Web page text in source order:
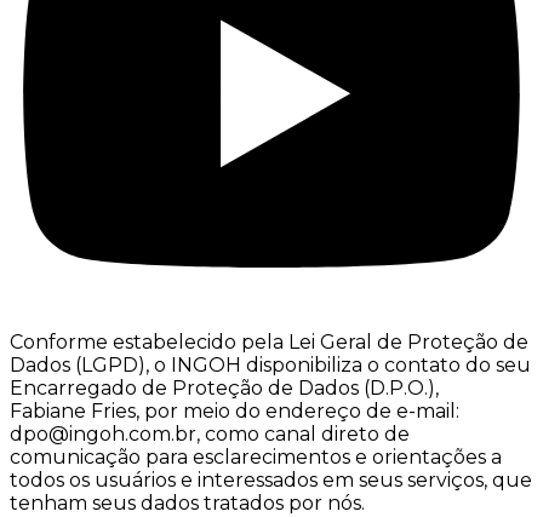
Conforme estabelecido pela Lei Geral de Proteção de
Dados (LGPD), o INGOH disponibiliza o contato do seu
Encarregado de Proteção de Dados (D.P.O.),
Fabiane Fries, por meio do endereço de e-mail:
dpo@ingoh.com.br, como canal direto de
comunicação para esclarecimentos e orientações a
todos os usuários e interessados em seus serviços, que
tenham seus dados tratados por nós.